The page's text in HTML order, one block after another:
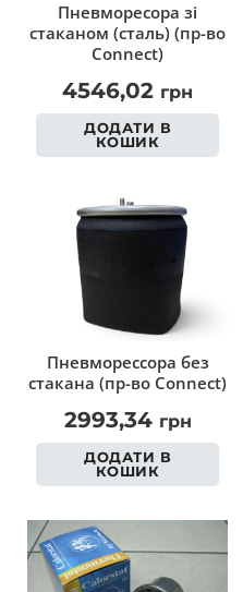
Пневморесора зі
стаканом (сталь) (пр-во
Connect)
4546,02 грн
ДОДАТИ В
КОШИК
Пневморессора без
стакана (пр-во Connect)
2993,34 грн
ДОДАТИ В
КОШИК